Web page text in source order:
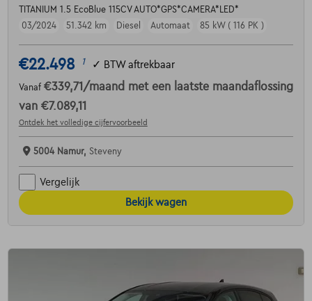
TITANIUM 1.5 EcoBlue 115CV AUTO*GPS*CAMERA*LED*
03/2024
51.342 km Diesel Automaat 85 kW ( 116 PK )
€22.498 1 ✓ BTW aftrekbaar
Vanaf €339,71 /maand met een laatste maandaflossing
van €7.089,11
Ontdek het volledige cijfervoorbeeld
5004 Namur, Steveny
Vergelijk
Bekijk wagen